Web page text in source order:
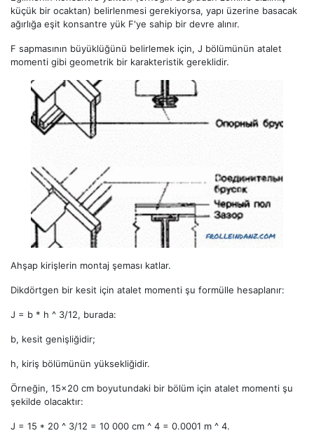
küçük bir ocaktan) belirlenmesi gerekiyorsa, yapı üzerine basacak
ağırlığa eşit konsantre yük F'ye sahip bir devre alınır.
F sapmasının büyüklüğünü belirlemek için, J bölümünün atalet
momenti gibi geometrik bir karakteristik gereklidir.
Ahşap kirişlerin montaj şeması katlar.
Dikdörtgen bir kesit için atalet momenti şu formülle hesaplanır:
J = b * h ^ 3/12, burada:
b, kesit genişliğidir;
h, kiriş bölümünün yüksekliğidir.
Örneğin, 15x20 cm boyutundaki bir bölüm için atalet momenti şu
şekilde olacaktır:
J = 15 * 20 ^ 3/12 = 10 000 cm ^ 4 = 0.0001 m ^ 4.